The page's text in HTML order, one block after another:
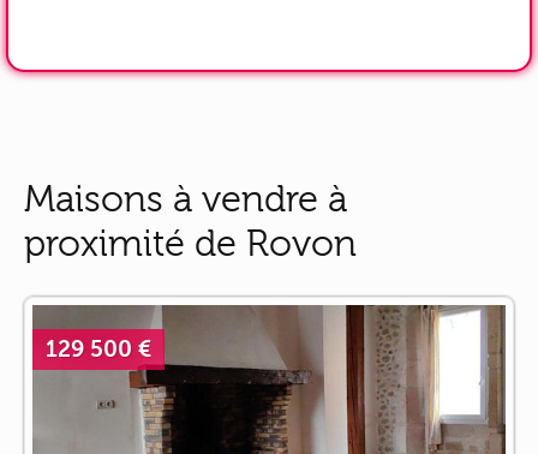
Maisons à vendre à
proximité de Rovon
129 500 €